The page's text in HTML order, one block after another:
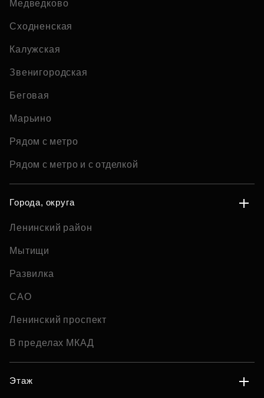
Медведково
Сходненская
Калужская
Звенигородская
Беговая
Марьино
Рядом с метро
Рядом с метро и с отделкой
Города, округа
Ленинский район
Мытищи
Развилка
САО
Ленинский проспект
В пределах МКАД
Этаж